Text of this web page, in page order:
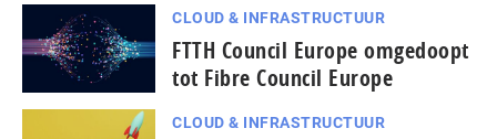
CLOUD & INFRASTRUCTUUR
FTTH Council Europe omgedoopt
tot Fibre Council Europe
CLOUD & INFRASTRUCTUUR